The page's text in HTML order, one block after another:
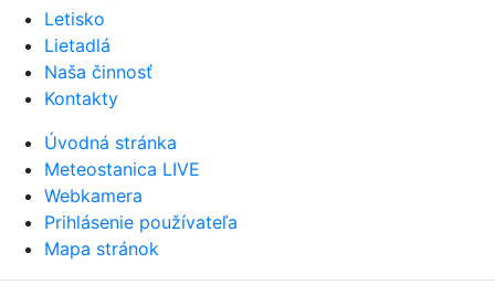
Letisko
Lietadlá
Naša činnosť
Kontakty
Úvodná stránka
Meteostanica LIVE
Webkamera
Prihlásenie používateľa
Mapa stránok